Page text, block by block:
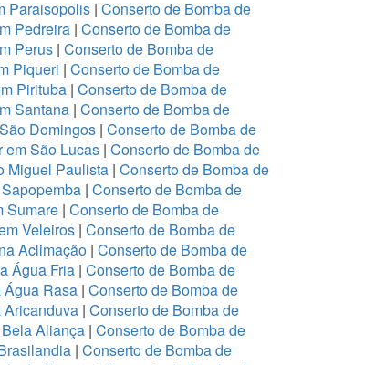
Paraisopolis| Conserto de Bomba de
Pedreira| Conserto de Bomba de
Perus| Conserto de Bomba de
Piqueri | Conserto de Bomba de
Pirituba | Conserto de Bomba de
Santana| Conserto de Bomba de
Domingos| Conserto de Bomba de
em São Lucas| Conserto de Bomba de
Miguel Paulista | Conserto de Bomba de
| Conserto de Bomba de
Sumare | Conserto de Bomba de
Veleiros| Conserto de Bomba de
Aclimação| Conserto de Bomba de
Água Fria | Conserto de Bomba de
Água Rasa | Conserto de Bomba de
| Conserto de Bomba de
Aliança | Conserto de Bomba de
| Conserto de Bomba de